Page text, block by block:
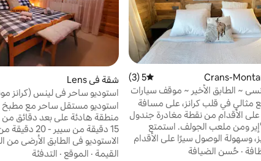
متوسط التقييم 5 من 5، 3 مراجعات
5 (3)
~ الطابق الأخير ~ موقف سيارات
مثالي في قلب كرانز، على مسافة
الأقدام من نقطة مغادرة جندول
ومن ملعب الجولف. استمتع
وسهولة الوصول سيرًا على الأقدام
والمطاعم وكل شيء آخر قد ترغب
· حُسن الضيافة
شقة في Lens
استوديو ساحر في لينس (كرانز
مجانية
استوديو مستقل ساحر مع
منطقة هادئة على
15 دقيقة من
الاستوديو في الطابق الأرضي من
حمام خاص ومطبخ صغير وموقف
القيمة · الموقع · التدفئة